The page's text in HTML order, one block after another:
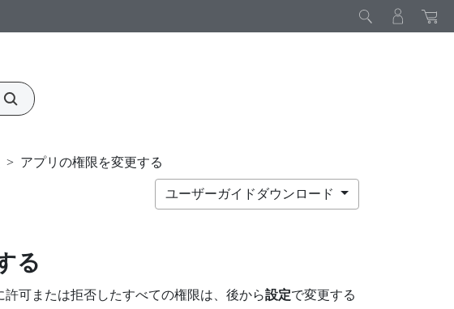
> アプリの権限を変更する
ユーザーガイドダウンロード
る
可または拒否したすべての権限は、後から設定で変更する